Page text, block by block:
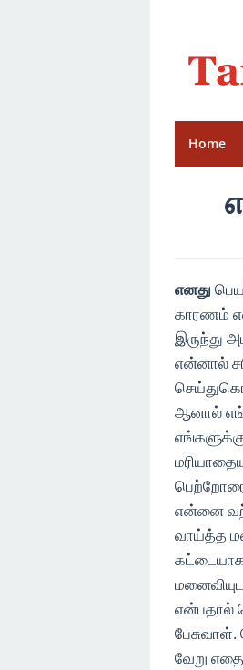
content
Home
எனது
காரணம்
இருந்து
என்னால்
ஆனால்
என்னை
வாய்த்த
கட்டையாக
என்பதால்
வேறு